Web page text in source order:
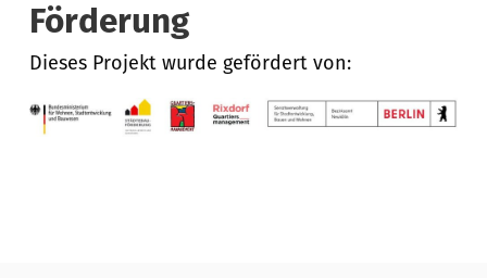
Förderung
Dieses Projekt wurde gefördert von: